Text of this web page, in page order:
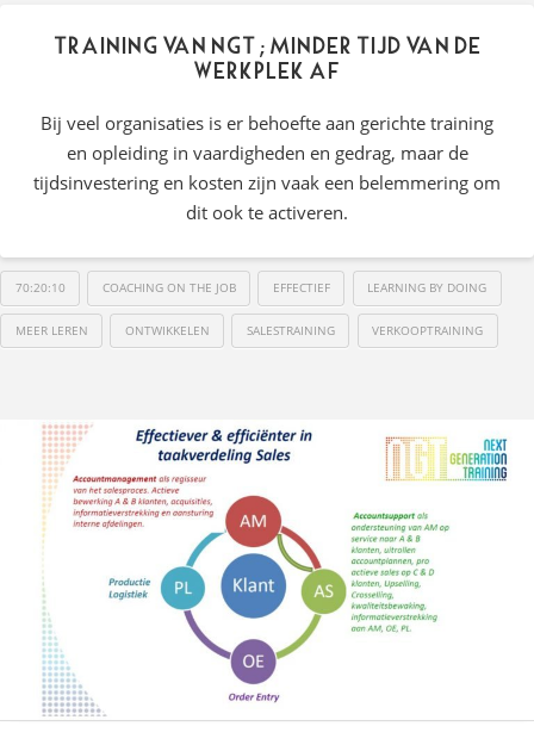
Training van NGT; Minder tijd van de
werkplek af
Bij veel organisaties is er behoefte aan gerichte training
en opleiding in vaardigheden en gedrag, maar de
tijdsinvestering en kosten zijn vaak een belemmering om
dit ook te activeren.
70:20:10 COACHING ON THE JOB EFFECTIEF LEARNING BY DOING
MEER LEREN ONTWIKKELEN SALESTRAINING VERKOOPTRAINING